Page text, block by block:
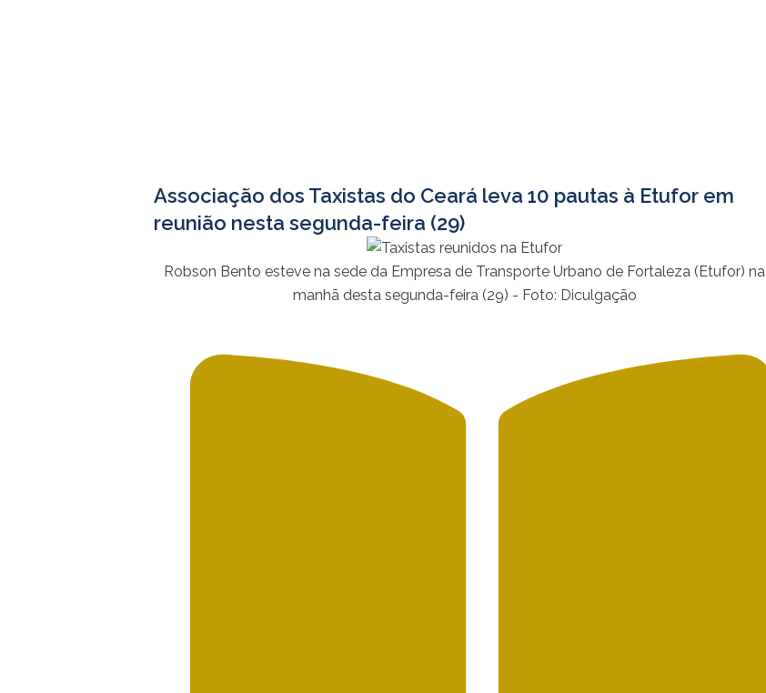
Associação dos Taxistas do Ceará leva 10 pautas à Etufor em
reunião nesta segunda-feira (29)
Robson Bento esteve na sede da Empresa de Transporte Urbano de Fortaleza (Etufor) na
manhã desta segunda-feira (29) - Foto: Diculgação